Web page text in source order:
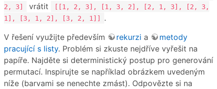
2, 3]
vrátit
[[1, 2, 3], [1, 3, 2], [2, 1, 3], [2, 3,
1], [3, 1, 2], [3, 2, 1]]
.
V řešení využijte především
rekurzi a
metody
pracující s listy. Problém si zkuste nejdříve vyřešit na
papíře. Najděte si deterministický postup pro generování
permutací. Inspirujte se například obrázkem uvedeným
níže (barvami se nenechte zmást). Odpovězte si na